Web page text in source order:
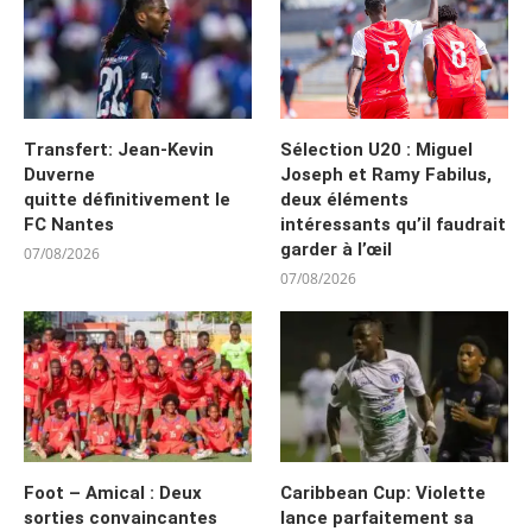
Transfert: Jean-Kevin
Duverne
quitte définitivement le
FC Nantes
07/08/2026
Sélection U20 : Miguel
Joseph et Ramy Fabilus,
deux éléments
intéressants qu’il faudrait
garder à l’œil
07/08/2026
Foot – Amical : Deux
sorties convaincantes
Caribbean Cup: Violette
lance parfaitement sa